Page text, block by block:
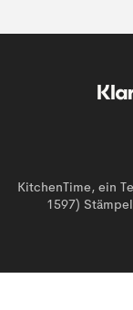
KitchenTime, ein
1597)